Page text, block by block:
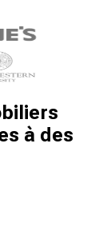
à des